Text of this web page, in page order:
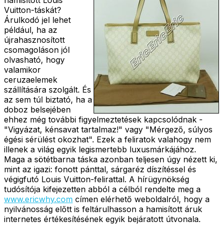
Vuitton-táskát?
Árulkodó jel lehet
például, ha az
újrahasznosított
csomagoláson jól
olvasható, hogy
valamikor
ceruzaelemek
szállítására szolgált. És
az sem túl biztató, ha a
doboz belsejében
ehhez még további figyelmeztetések kapcsolódnak -
"Vigyázat, kénsavat tartalmaz!" vagy "Mérgező, súlyos
égési sérülést okozhat". Ezek a feliratok valahogy nem
illenek a világ egyik legismertebb luxusmárkájához.
Maga a sötétbarna táska azonban teljesen úgy nézett ki,
mint az igazi: fonott pánttal, sárgaréz díszítéssel és
végigfutó Louis Vuitton-felirattal. A hírügynökség
tudósítója kifejezetten abból a célból rendelte meg a
www.ericwhy.com címen elérhető weboldalról, hogy a
nyilvánosság előtt is feltárulhasson a hamisított áruk
internetes értékesítésének egyik bejáratott útvonala.